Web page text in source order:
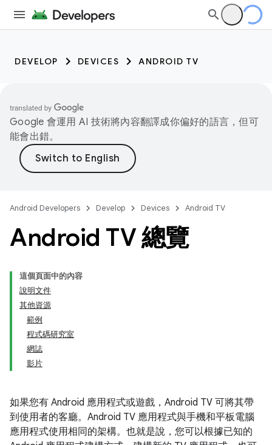
DEVELOP DEVICES ANDROID TV
Google 會運用 AI 技術將內容翻譯成你偏好的語言，但可
能會出錯。
Android Developers Develop Devices Android TV
Android TV 總覽
這個頁面中的內容
說明文件
其他資源
範例
程式碼研究室
網誌
影片
如果您有 Android 應用程式或遊戲，Android TV 可將其帶
到使用者的客廳。Android TV 應用程式與手機和平板電腦
應用程式使用相同的架構。也就是說，您可以根據已知的